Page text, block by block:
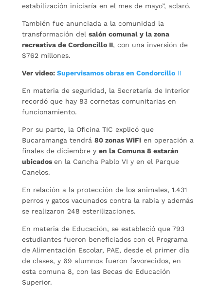
estabilización iniciaría en el mes de mayo”, aclaró.
También fue anunciada a la comunidad la
transformación del salón comunal y la zona
recreativa de Cordoncillo II, con una inversión de
$762 millones.
Ver video:Supervisamos obras en CondorcilloII
En materia de seguridad, la Secretaría de Interior
recordó que hay 83 cornetas comunitarias en
funcionamiento.
Por su parte, la Oficina TIC explicó que
Bucaramanga tendrá 80 zonas WiFien operación a
finales de diciembre y en la Comuna 8 estarán
ubicados en la Cancha Pablo VI y en el Parque
Canelos.
En relación a la protección de los animales, 1.431
perros y gatos vacunados contra la rabia y además
se realizaron 248 esterilizaciones.
En materia de Educación, se estableció que 793
estudiantes fueron beneficiados con el Programa
de Alimentación Escolar, PAE, desde el primer día
de clases, y 69 alumnos fueron favorecidos, en
esta comuna 8, con las Becas de Educación
Superior.